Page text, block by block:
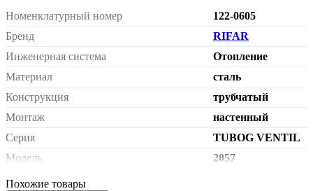
Номенклатурный номер
122-0605
Бренд
RIFAR
Инженерная система
Отопление
Материал
сталь
Конструкция
трубчатый
Монтаж
настенный
Серия
TUBOG VENTIL
Модель
2057
Тип подключения
Похожие товары